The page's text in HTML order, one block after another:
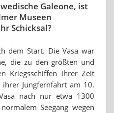
Galeone, ist
Museen
Schicksal?
dem Start. Die Vasa war
die zu den größten und
Kriegsschiffen ihrer Zeit
Jungfernfahrt am 10.
nach nur etwa 1300
Seegang wegen